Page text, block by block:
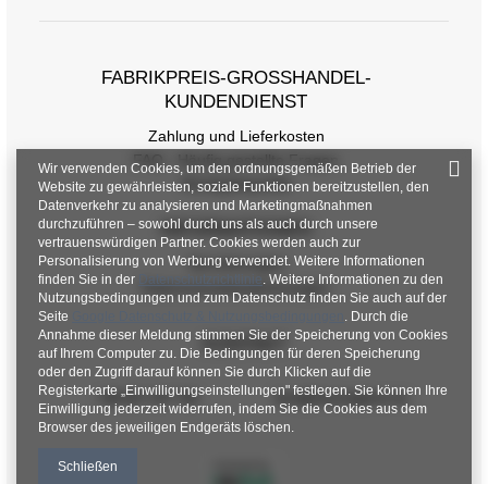
FABRIKPREIS-GROSSHANDEL-K
UNDENDIENST
Zahlung und Lieferkosten
FAQ - Häufig gestellte Fragen
Rückgabepolitik
INFORMATIONEN
Verordnungen
Datenschutzbestimmungen
KONTAKT
+48 601 547 740 hurt@factoryprice.eu
Wir verwenden Cookies, um den ordnungsgemäßen Betrieb der
Website zu gewährleisten, soziale Funktionen bereitzustellen, den
Datenverkehr zu analysieren und Marketingmaßnahmen
durchzuführen – sowohl durch uns als auch durch unsere
vertrauenswürdigen Partner. Cookies werden auch zur
Personalisierung von Werbung verwendet. Weitere Informationen
finden Sie in der
Datenschutzrichtlinie. Weitere Informationen zu den
Nutzungsbedingungen und zum Datenschutz finden Sie auch auf der
Seite
. Durch die
Annahme dieser Meldung stimmen Sie der Speicherung von Cookies
auf Ihrem Computer zu. Die Bedingungen für deren Speicherung
oder den Zugriff darauf können Sie durch Klicken auf die
Registerkarte „Einwilligungseinstellungen" festlegen. Sie können Ihre
Einwilligung jederzeit widerrufen, indem Sie die Cookies aus dem
Browser des jeweiligen Endgeräts löschen.
Schließen